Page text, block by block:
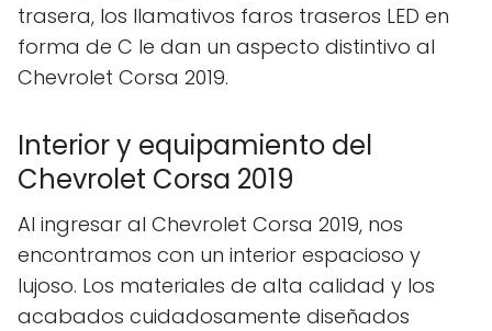
trasera, los llamativos faros traseros LED en
forma de C le dan un aspecto distintivo al
Chevrolet Corsa 2019.
Interior y equipamiento del
Chevrolet Corsa 2019
Al ingresar al Chevrolet Corsa 2019, nos
encontramos con un interior espacioso y
lujoso. Los materiales de alta calidad y los
acabados cuidadosamente diseñados